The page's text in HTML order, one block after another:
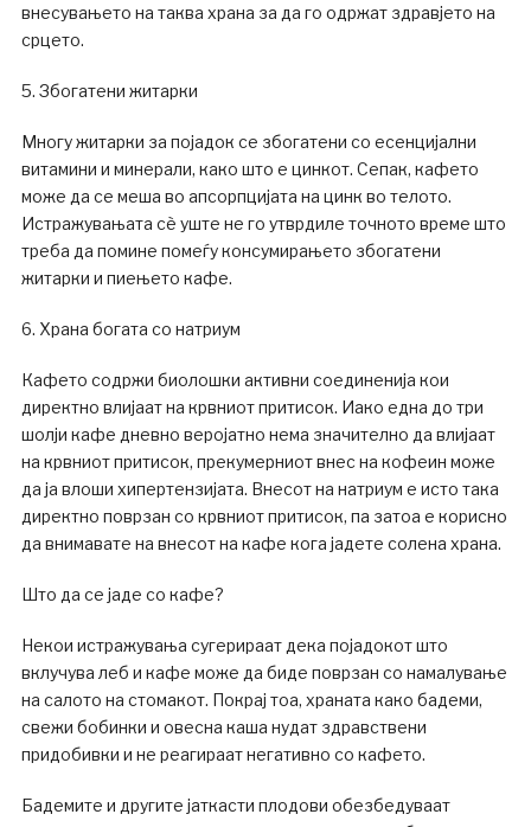
внесувањето на таква храна за да го одржат здравјето на
срцето.
5. Збогатени житарки
Многу житарки за појадок се збогатени со есенцијални
витамини и минерали, како што е цинкот. Сепак, кафето
може да се меша во апсорпцијата на цинк во телото.
Истражувањата сè уште не го утврдиле точното време што
треба да помине помеѓу консумирањето збогатени
житарки и пиењето кафе.
6. Храна богата со натриум
Кафето содржи биолошки активни соединенија кои
директно влијаат на крвниот притисок. Иако една до три
шолји кафе дневно веројатно нема значително да влијаат
на крвниот притисок, прекумерниот внес на кофеин може
да ја влоши хипертензијата. Внесот на натриум е исто така
директно поврзан со крвниот притисок, па затоа е корисно
да внимавате на внесот на кафе кога јадете солена храна.
Што да се јаде со кафе?
Некои истражувања сугерираат дека појадокот што
вклучува леб и кафе може да биде поврзан со намалување
на салото на стомакот. Покрај тоа, храната како бадеми,
свежи бобинки и овесна каша нудат здравствени
придобивки и не реагираат негативно со кафето.
Бадемите и другите јаткасти плодови обезбедуваат